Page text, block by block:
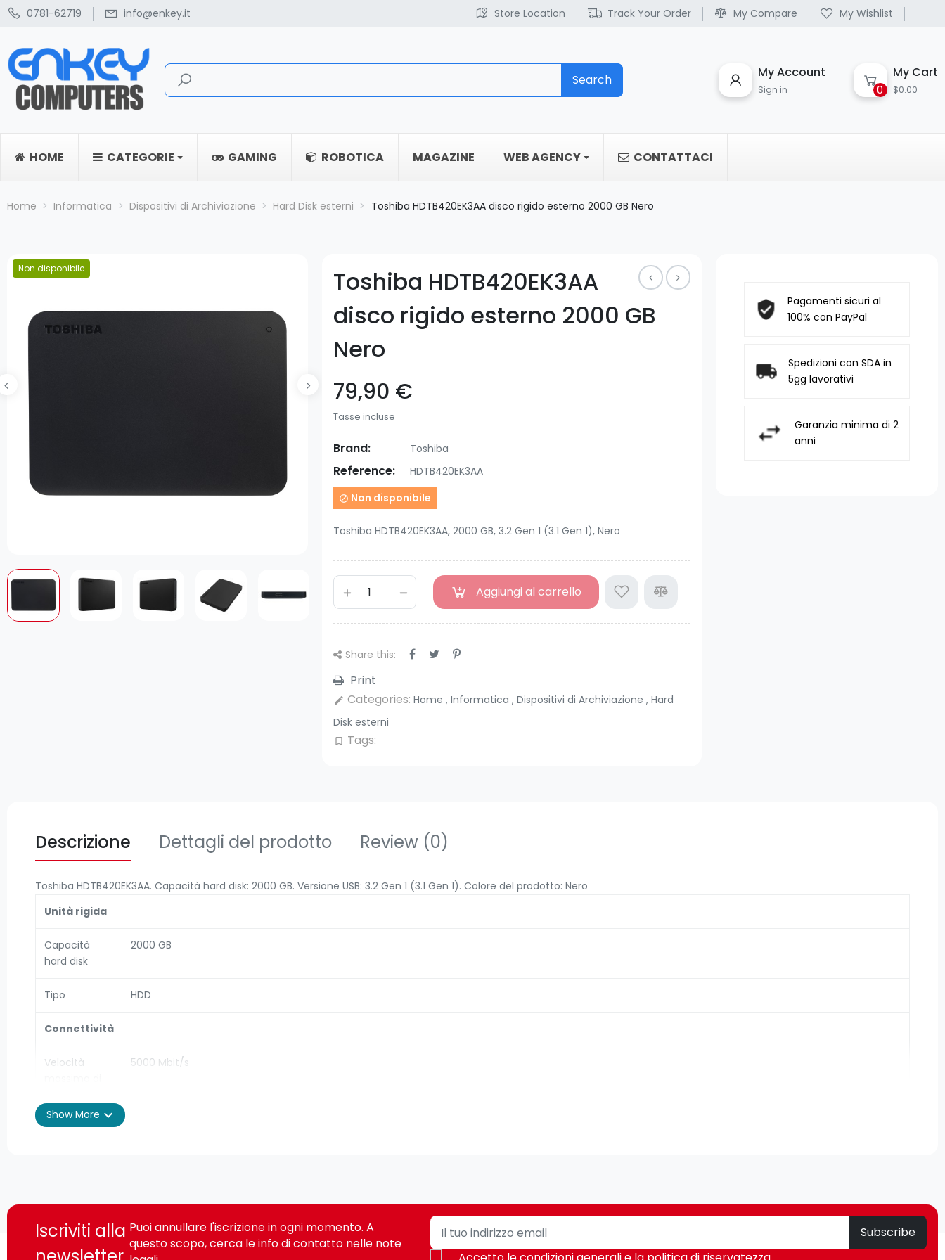
0781-62719 info@enkey.it Store Location Track Your Order My Compare My Wishlist
Search My Account
Sign in 0
My Cart
$0.00
HOME CATEGORIE GAMING ROBOTICA MAGAZINE WEB AGENCY CONTATTACI
Home Informatica Dispositivi di Archiviazione Hard Disk esterni Toshiba HDTB420EK3AA disco rigido esterno 2000 GB Nero
Non disponibile
Toshiba HDTB420EK3AA
disco rigido esterno 2000 GB
Nero
79,90 €
Tasse incluse
Brand: Toshiba
Reference: HDTB420EK3AA
 Non disponibile
Toshiba HDTB420EK3AA, 2000 GB, 3.2 Gen 1 (3.1 Gen 1), Nero
Aggiungi al carrello
Share this:
Print
edit Categories: Home , Informatica , Dispositivi di Archiviazione , Hard
Disk esterni
bookmark_border Tags:
Pagamenti sicuri al
100% con PayPal
Spedizioni con SDA in
5gg lavorativi
Garanzia minima di 2
anni
Descrizione Dettagli del prodotto Review (0)
Toshiba HDTB420EK3AA. Capacità hard disk: 2000 GB. Versione USB: 3.2 Gen 1 (3.1 Gen 1). Colore del prodotto: Nero
Unità rigida
Capacità
hard disk
2000 GB
Tipo HDD
Connettività
Velocità
dati
5000 Mbit/s
Tecnologia
No
Show More expand_more
Iscriviti alla Puoi annullare l'iscrizione in ogni momento. A
questo scopo, cerca le info di contatto nelle note
Subscribe